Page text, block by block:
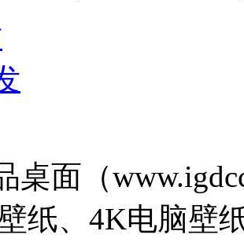
桌面（
纸、4K电脑壁